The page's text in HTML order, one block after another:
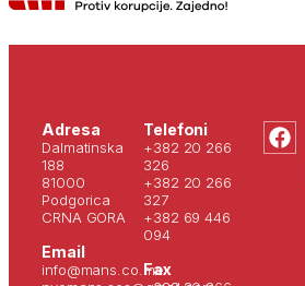
Adresa
Dalmatinska
188
81000
Podgorica
CRNA GORA
Email
info@mans.co.me
Telefoni
+382 20 266
326
+382 20 266
327
+382 69 446
094
Fax